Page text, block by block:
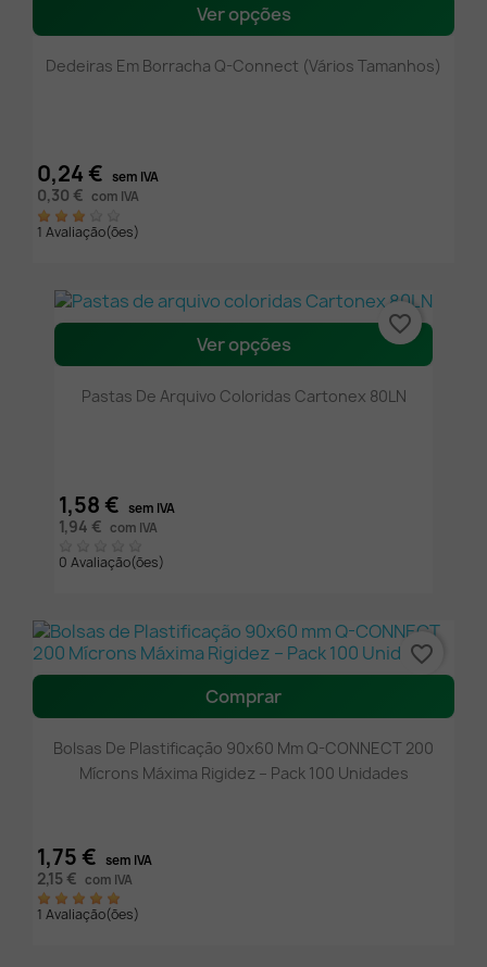
Ver opções
Dedeiras Em Borracha Q-Connect (Vários Tamanhos)
0,24 € sem IVA
0,30 € com IVA
1 Avaliação(ões)
Ver opções
Pastas De Arquivo Coloridas Cartonex 80LN
1,58 € sem IVA
1,94 € com IVA
0 Avaliação(ões)
favorite_border
Comprar
Bolsas De Plastificação 90x60 Mm Q-CONNECT 200
Mícrons Máxima Rigidez – Pack 100 Unidades
1,75 € sem IVA
2,15 € com IVA
1 Avaliação(ões)
favorite_border